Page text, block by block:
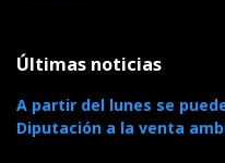
Últimas noticias
A partir del lunes se
Diputación a la venta